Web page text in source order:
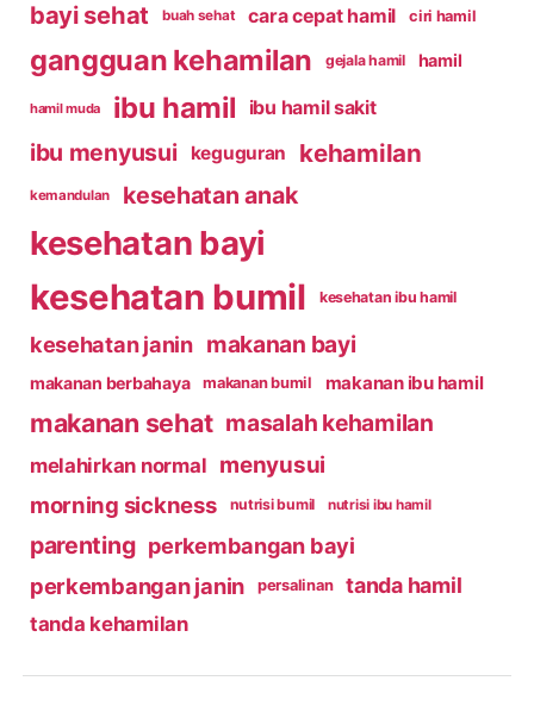
bayi sehat buah sehat cara cepat hamil ciri hamil
gangguan kehamilan gejala hamil hamil
hamil muda ibu hamil ibu hamil sakit
ibu menyusui keguguran kehamilan
kemandulan kesehatan anak
kesehatan bayi
kesehatan bumil kesehatan ibu hamil
kesehatan janin makanan bayi
makanan berbahaya makanan bumil makanan ibu hamil
makanan sehat masalah kehamilan
melahirkan normal menyusui
morning sickness nutrisi bumil nutrisi ibu hamil
parenting perkembangan bayi
perkembangan janin
persalinan tanda hamil
tanda kehamilan